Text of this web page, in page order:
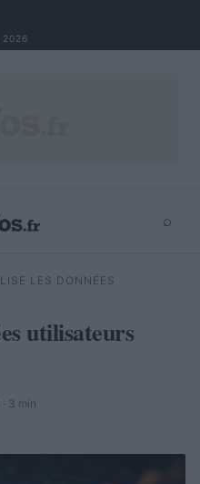
⌕
LES DONNÉES
utilisateurs
· 3 min